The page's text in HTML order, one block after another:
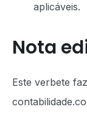
aplicáveis.
Nota
Este verbete